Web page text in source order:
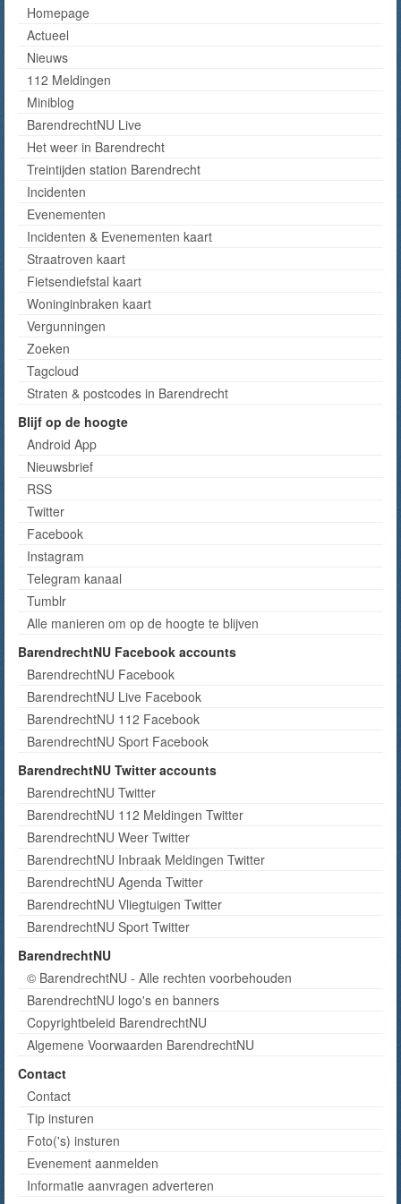
Homepage
Actueel
Nieuws
112 Meldingen
Miniblog
BarendrechtNU Live
Het weer in Barendrecht
Treintijden station Barendrecht
Incidenten
Evenementen
Incidenten & Evenementen kaart
Straatroven kaart
Fietsendiefstal kaart
Woninginbraken kaart
Vergunningen
Zoeken
Tagcloud
Straten & postcodes in Barendrecht
Blijf op de hoogte
Android App
Nieuwsbrief
RSS
Twitter
Facebook
Instagram
Telegram kanaal
Tumblr
Alle manieren om op de hoogte te blijven
BarendrechtNU Facebook accounts
BarendrechtNU Facebook
BarendrechtNU Live Facebook
BarendrechtNU 112 Facebook
BarendrechtNU Sport Facebook
BarendrechtNU Twitter accounts
BarendrechtNU Twitter
BarendrechtNU 112 Meldingen Twitter
BarendrechtNU Weer Twitter
BarendrechtNU Inbraak Meldingen Twitter
BarendrechtNU Agenda Twitter
BarendrechtNU Vliegtuigen Twitter
BarendrechtNU Sport Twitter
BarendrechtNU
© BarendrechtNU - Alle rechten voorbehouden
BarendrechtNU logo's en banners
Copyrightbeleid BarendrechtNU
Algemene Voorwaarden BarendrechtNU
Contact
Contact
Tip insturen
Foto('s) insturen
Evenement aanmelden
Informatie aanvragen adverteren